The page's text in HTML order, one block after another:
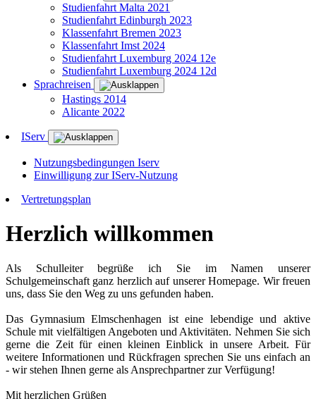
Studienfahrt Malta 2021
Studienfahrt Edinburgh 2023
Klassenfahrt Bremen 2023
Klassenfahrt Imst 2024
Studienfahrt Luxemburg 2024 12e
Studienfahrt Luxemburg 2024 12d
Sprachreisen
Hastings 2014
Alicante 2022
IServ
Nutzungsbedingungen Iserv
Einwilligung zur IServ-Nutzung
Vertretungsplan
Herzlich willkommen
Als Schulleiter begrüße ich Sie im Namen unserer
Schulgemeinschaft ganz herzlich auf unserer Homepage. Wir freuen
uns, dass Sie den Weg zu uns gefunden haben.
Das Gymnasium Elmschenhagen ist eine lebendige und aktive
Schule mit vielfältigen Angeboten und Aktivitäten. Nehmen Sie sich
gerne die Zeit für einen kleinen Einblick in unsere Arbeit. Für
weitere Informationen und Rückfragen sprechen Sie uns einfach an
- wir stehen Ihnen gerne als Ansprechpartner zur Verfügung!
Mit herzlichen Grüßen